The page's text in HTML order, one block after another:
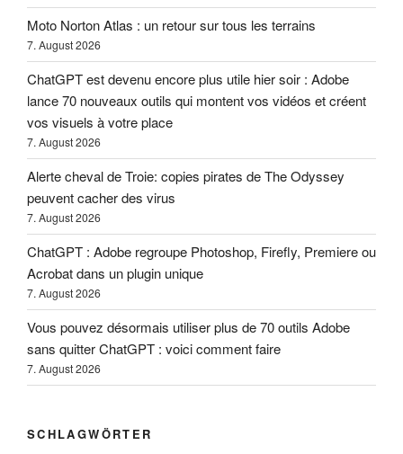
Moto Norton Atlas : un retour sur tous les terrains
7. August 2026
ChatGPT est devenu encore plus utile hier soir : Adobe
lance 70 nouveaux outils qui montent vos vidéos et créent
vos visuels à votre place
7. August 2026
Alerte cheval de Troie: copies pirates de The Odyssey
peuvent cacher des virus
7. August 2026
ChatGPT : Adobe regroupe Photoshop, Firefly, Premiere ou
Acrobat dans un plugin unique
7. August 2026
Vous pouvez désormais utiliser plus de 70 outils Adobe
sans quitter ChatGPT : voici comment faire
7. August 2026
SCHLAGWÖRTER